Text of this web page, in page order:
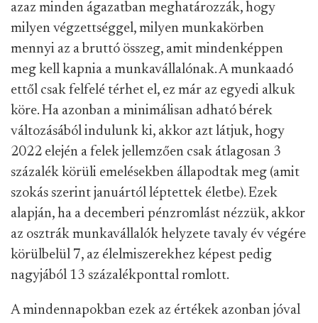
azaz minden ágazatban meghatározzák, hogy
milyen végzettséggel, milyen munkakörben
mennyi az a bruttó összeg, amit mindenképpen
meg kell kapnia a munkavállalónak. A munkaadó
ettől csak felfelé térhet el, ez már az egyedi alkuk
köre. Ha azonban a minimálisan adható bérek
változásából indulunk ki, akkor azt látjuk, hogy
2022 elején a felek jellemzően csak átlagosan 3
százalék körüli emelésekben állapodtak meg (amit
szokás szerint januártól léptettek életbe). Ezek
alapján, ha a decemberi pénzromlást nézzük, akkor
az osztrák munkavállalók helyzete tavaly év végére
körülbelül 7, az élelmiszerekhez képest pedig
nagyjából 13 százalékponttal romlott.
A mindennapokban ezek az értékek azonban jóval